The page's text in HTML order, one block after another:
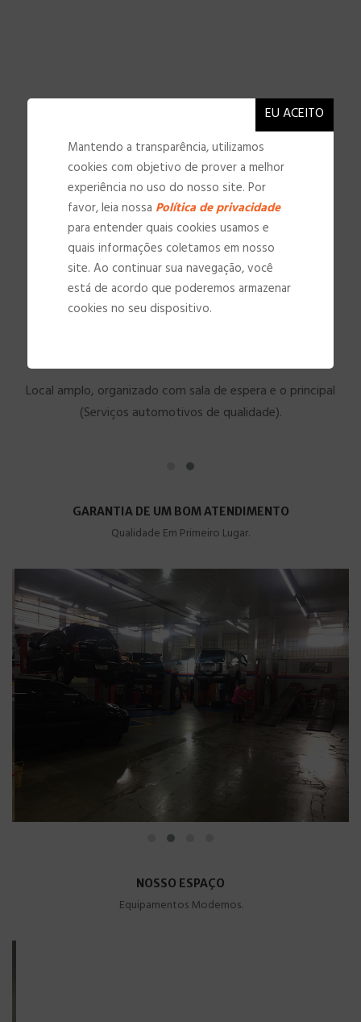
NOSSAS INSTALAÇÕES
Local amplo, organizado com sala de espera e o principal
(Serviços automotivos de qualidade).
GARANTIA DE UM BOM ATENDIMENTO
Qualidade Em Primeiro Lugar.
NOSSO ESPAÇO
Equipamentos Modernos.
Mantendo a transparência, utilizamos
cookies com objetivo de prover a melhor
experiência no uso do nosso site. Por
favor, leia nossa Política de privacidade
para entender quais cookies usamos e
quais informações coletamos em nosso
site. Ao continuar sua navegação, você
está de acordo que poderemos armazenar
cookies no seu dispositivo.